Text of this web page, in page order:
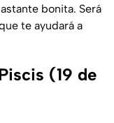
bonita. Será
te ayudará a
(19 de